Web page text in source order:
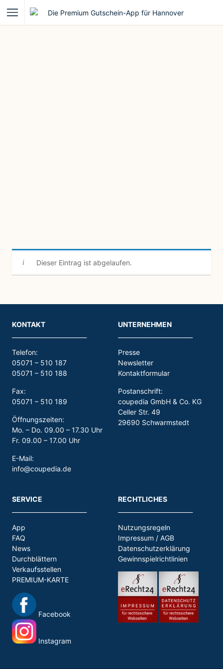
Dieser Eintrag ist abgelaufen.
KONTAKT
Telefon:
05071 – 510 187
05071 – 510 188
Fax:
05071 – 510 189
Öffnungszeiten:
Mo. – Do. 09.00 – 17.30 Uhr
Fr. 09.00 – 17.00 Uhr
E-Mail:
info@coupedia.de
UNTERNEHMEN
Presse
Newsletter
Kontaktformular
Postanschrift:
coupedia GmbH & Co. KG
Celler Str. 49
29690 Schwarmstedt
SERVICE
App
FAQ
News
Durchblättern
Verkaufsstellen
PREMIUM-KARTE
Facebook
Instagram
RECHTLICHES
Nutzungsregeln
Impressum / AGB
Datenschutzerklärung
Gewinnspielrichtlinien